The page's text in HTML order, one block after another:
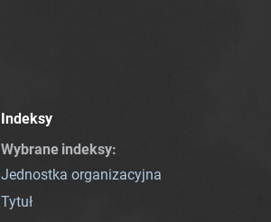
Indeksy
Wybrane indeksy:
Jednostka organizacyjna
Tytuł